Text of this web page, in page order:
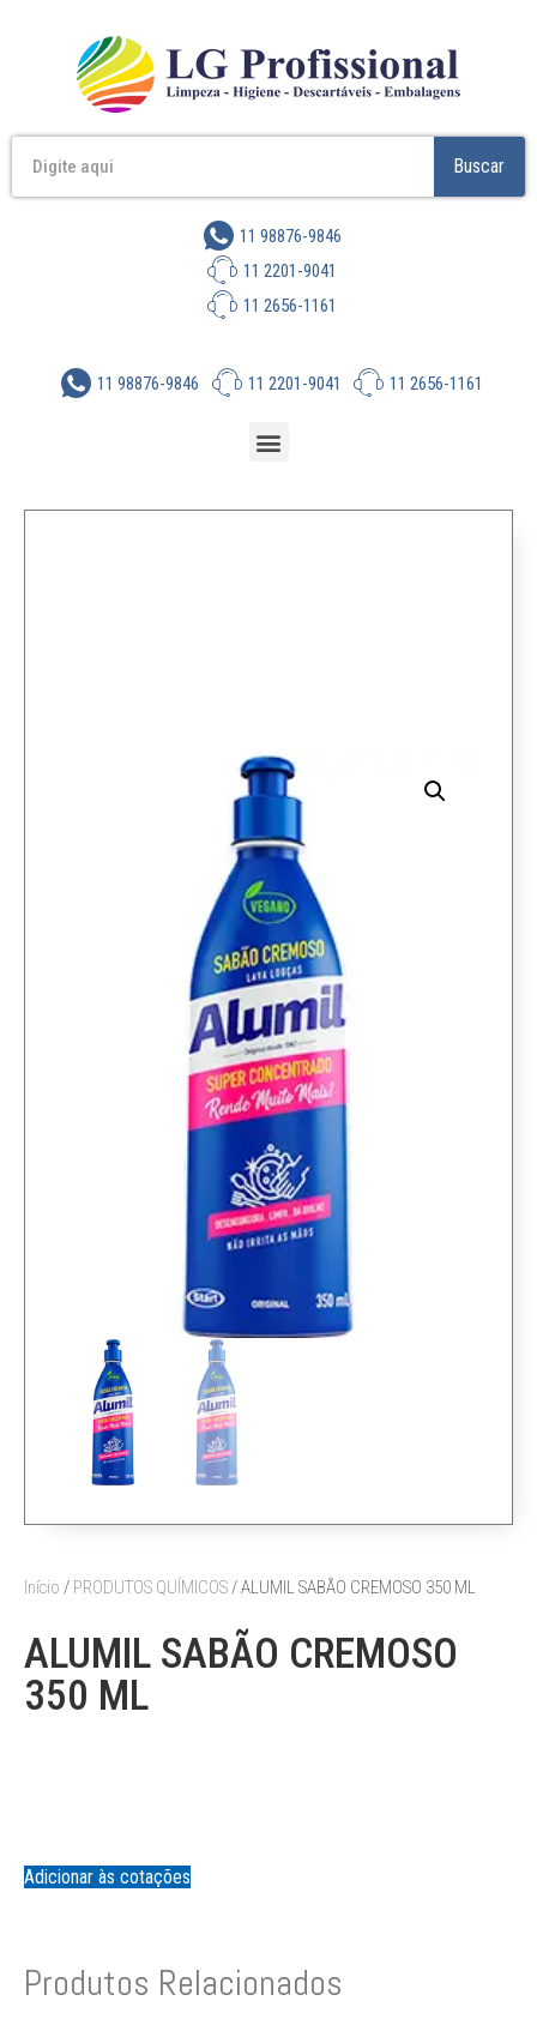
Buscar
11 98876-9846
11 2201-9041
11 2656-1161
11 98876-9846 11 2201-9041 11 2656-1161
Início / PRODUTOS QUÍMICOS/ ALUMIL SABÃO CREMOSO 350 ML
ALUMIL SABÃO CREMOSO
350 ML
Adicionar às cotações
Produtos Relacionados